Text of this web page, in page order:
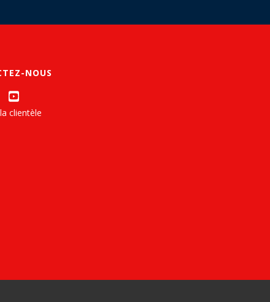
NOUS
clientèle